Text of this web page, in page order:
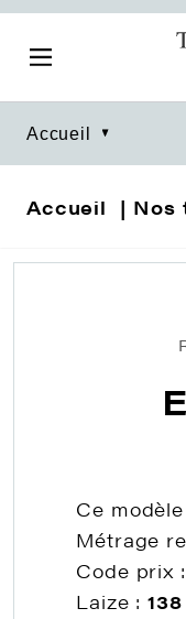
Accueil
Accueil Nos
Ce
Métrage
Code prix :
Laize :